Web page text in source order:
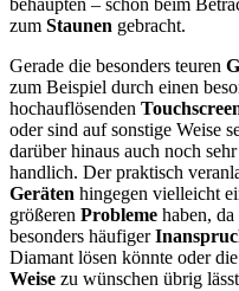
behaupten – schon beim
zum Staunen gebracht.
Gerade die besonders teuren
zum Beispiel durch einen
hochauflösenden
oder sind auf sonstige Weise
darüber hinaus auch noch sehr
handlich. Der praktisch
Geräten hingegen vielleicht
größeren Probleme haben,
besonders häufiger
Diamant lösen könnte oder
Weise zu wünschen übrig